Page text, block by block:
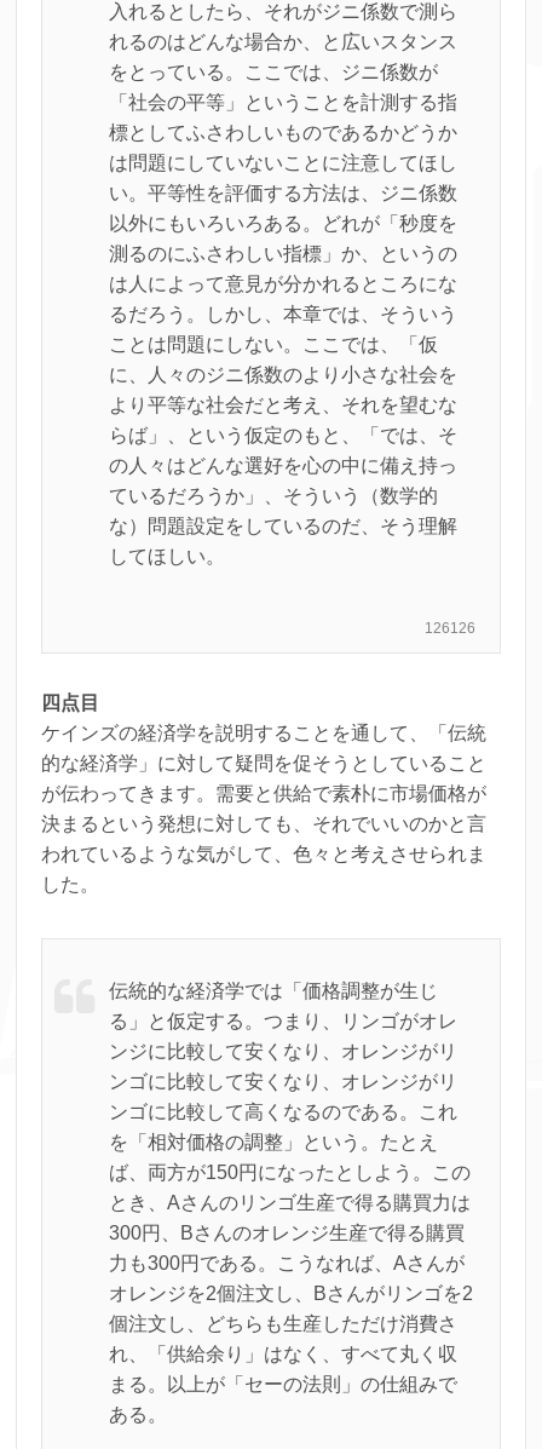
入れるとしたら、それがジニ係数で測ら
れるのはどんな場合か、と広いスタンス
をとっている。ここでは、ジニ係数が
「社会の平等」ということを計測する指
標としてふさわしいものであるかどうか
は問題にしていないことに注意してほし
い。平等性を評価する方法は、ジニ係数
以外にもいろいろある。どれが「秒度を
測るのにふさわしい指標」か、というの
は人によって意見が分かれるところにな
るだろう。しかし、本章では、そういう
ことは問題にしない。ここでは、「仮
に、人々のジニ係数のより小さな社会を
より平等な社会だと考え、それを望むな
らば」、という仮定のもと、「では、そ
の人々はどんな選好を心の中に備え持っ
ているだろうか」、そういう（数学的
な）問題設定をしているのだ、そう理解
してほしい。
126126
四点目
ケインズの経済学を説明することを通して、「伝統
的な経済学」に対して疑問を促そうとしていること
が伝わってきます。需要と供給で素朴に市場価格が
決まるという発想に対しても、それでいいのかと言
われているような気がして、色々と考えさせられま
した。
伝統的な経済学では「価格調整が生じ
る」と仮定する。つまり、リンゴがオレ
ンジに比較して安くなり、オレンジがリ
ンゴに比較して安くなり、オレンジがリ
ンゴに比較して高くなるのである。これ
を「相対価格の調整」という。たとえ
ば、両方が150円になったとしよう。この
とき、Aさんのリンゴ生産で得る購買力は
300円、Bさんのオレンジ生産で得る購買
力も300円である。こうなれば、Aさんが
オレンジを2個注文し、Bさんがリンゴを2
個注文し、どちらも生産しただけ消費さ
れ、「供給余り」はなく、すべて丸く収
まる。以上が「セーの法則」の仕組みで
ある。